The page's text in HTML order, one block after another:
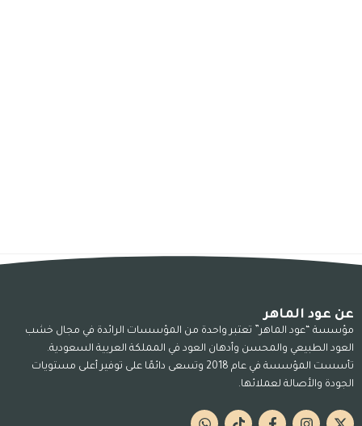
عن عود الماهر
مؤسسة “عود الماهر” تعتبر واحدة من المؤسسات الرائدة في مجال خشب
العود الطبيعي والمحسن وأدهان العود في المملكة العربية السعودية.
تأسست المؤسسة في عام 2018 وتسعى دائمًا على توفير أعلى مستويات
الجودة والأصالة لعملائها.